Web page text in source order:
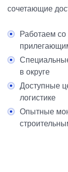
сочетающие
Работаем
в округе
Доступные
логистике
Опытные